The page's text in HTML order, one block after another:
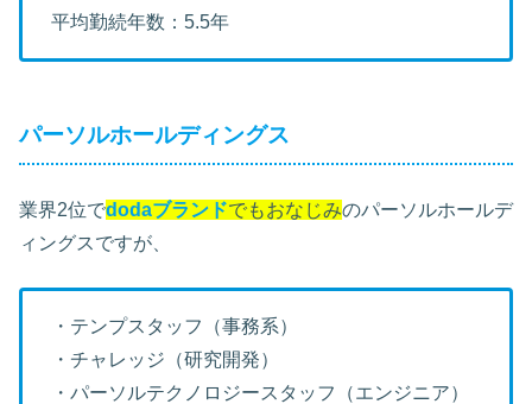
平均勤続年数：5.5年
パーソルホールディングス
業界2位でdodaブランドでもおなじみのパーソルホールデ
ィングスですが、
・テンプスタッフ（事務系）
・チャレッジ（研究開発）
・パーソルテクノロジースタッフ（エンジニア）